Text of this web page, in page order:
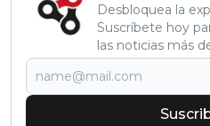
Desbloquea la
Suscríbete hoy
las noticias más